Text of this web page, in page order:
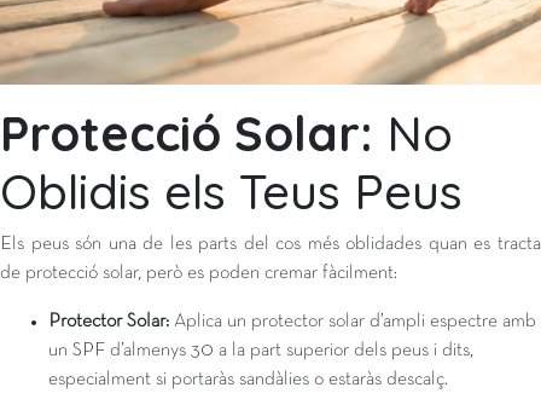
Protecció Solar: No
Oblidis els Teus Peus
Els peus són una de les parts del cos més oblidades quan es tracta
de protecció solar, però es poden cremar fàcilment:
Protector Solar: Aplica un protector solar d’ampli espectre amb
un SPF d’almenys 30 a la part superior dels peus i dits,
especialment si portaràs sandàlies o estaràs descalç.